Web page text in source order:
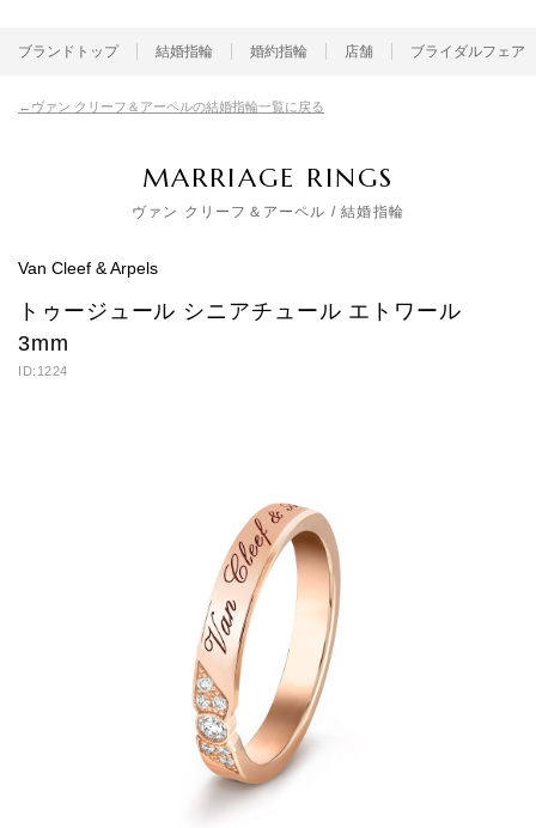
ブランドトップ 結婚指輪 婚約指輪 店舗 ブライダルフェア
ヴァン クリーフ＆アーペルの結婚指輪一覧に戻る
MARRIAGE RINGS
ヴァン クリーフ＆アーペル / 結婚指輪
Van Cleef & Arpels
トゥージュール シニアチュール エトワール
3mm
ID:1224